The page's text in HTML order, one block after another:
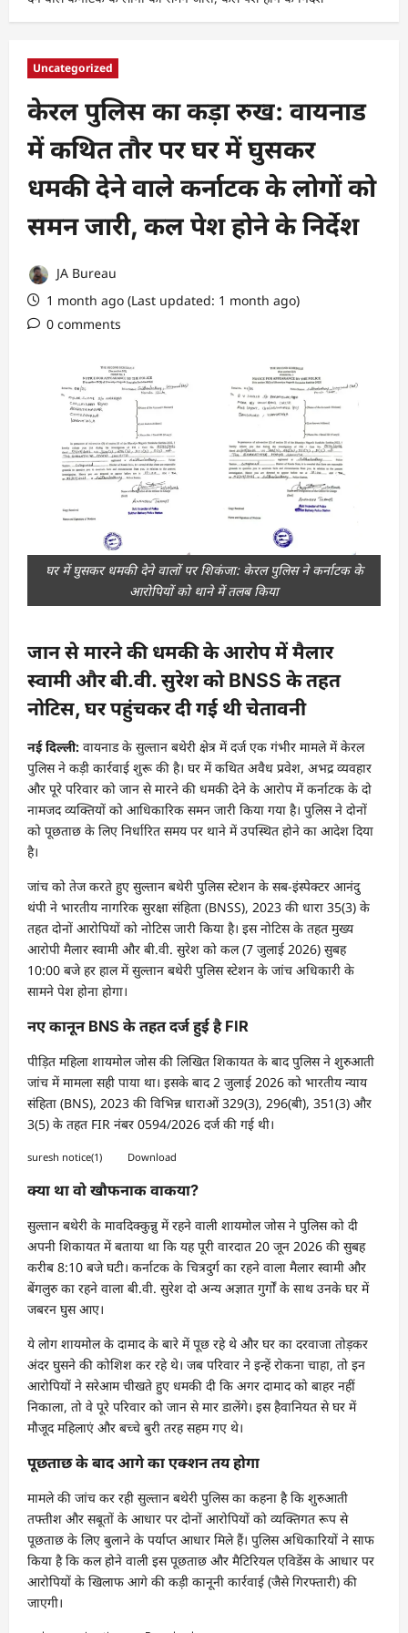
Uncategorized
केरल पुलिस का कड़ा रुख: वायनाड
में कथित तौर पर घर में घुसकर
धमकी देने वाले कर्नाटक के लोगों को
समन जारी, कल पेश होने के निर्देश
JA Bureau
1 month ago (Last updated: 1 month ago)
0 comments
घर में घुसकर धमकी देने वालों पर शिकंजा: केरल पुलिस ने कर्नाटक के
आरोपियों को थाने में तलब किया
जान से मारने की धमकी के आरोप में मैलार
स्वामी और बी.वी. सुरेश को BNSS के तहत
नोटिस, घर पहुंचकर दी गई थी चेतावनी
नई दिल्ली: वायनाड के सुल्तान बथेरी क्षेत्र में दर्ज एक गंभीर मामले में केरल
पुलिस ने कड़ी कार्रवाई शुरू की है। घर में कथित अवैध प्रवेश, अभद्र व्यवहार
और पूरे परिवार को जान से मारने की धमकी देने के आरोप में कर्नाटक के दो
नामजद व्यक्तियों को आधिकारिक समन जारी किया गया है। पुलिस ने दोनों
को पूछताछ के लिए निर्धारित समय पर थाने में उपस्थित होने का आदेश दिया
है।
जांच को तेज करते हुए सुल्तान बथेरी पुलिस स्टेशन के सब-इंस्पेक्टर आनंदु
थंपी ने भारतीय नागरिक सुरक्षा संहिता (BNSS), 2023 की धारा 35(3) के
तहत दोनों आरोपियों को नोटिस जारी किया है। इस नोटिस के तहत मुख्य
आरोपी मैलार स्वामी और बी.वी. सुरेश को कल (7 जुलाई 2026) सुबह
10:00 बजे हर हाल में सुल्तान बथेरी पुलिस स्टेशन के जांच अधिकारी के
सामने पेश होना होगा।
नए कानून BNS के तहत दर्ज हुई है FIR
पीड़ित महिला शायमोल जोस की लिखित शिकायत के बाद पुलिस ने शुरुआती
जांच में मामला सही पाया था। इसके बाद 2 जुलाई 2026 को भारतीय न्याय
संहिता (BNS), 2023 की विभिन्न धाराओं 329(3), 296(बी), 351(3) और
3(5) के तहत FIR नंबर 0594/2026 दर्ज की गई थी।
suresh notice(1) Download
क्या था वो खौफनाक वाकया?
सुल्तान बथेरी के मावदिक्कुन्नु में रहने वाली शायमोल जोस ने पुलिस को दी
अपनी शिकायत में बताया था कि यह पूरी वारदात 20 जून 2026 की सुबह
करीब 8:10 बजे घटी। कर्नाटक के चित्रदुर्ग का रहने वाला मैलार स्वामी और
बेंगलुरु का रहने वाला बी.वी. सुरेश दो अन्य अज्ञात गुर्गों के साथ उनके घर में
जबरन घुस आए।
ये लोग शायमोल के दामाद के बारे में पूछ रहे थे और घर का दरवाजा तोड़कर
अंदर घुसने की कोशिश कर रहे थे। जब परिवार ने इन्हें रोकना चाहा, तो इन
आरोपियों ने सरेआम चीखते हुए धमकी दी कि अगर दामाद को बाहर नहीं
निकाला, तो वे पूरे परिवार को जान से मार डालेंगे। इस हैवानियत से घर में
मौजूद महिलाएं और बच्चे बुरी तरह सहम गए थे।
पूछताछ के बाद आगे का एक्शन तय होगा
मामले की जांच कर रही सुल्तान बथेरी पुलिस का कहना है कि शुरुआती
तफ्तीश और सबूतों के आधार पर दोनों आरोपियों को व्यक्तिगत रूप से
पूछताछ के लिए बुलाने के पर्याप्त आधार मिले हैं। पुलिस अधिकारियों ने साफ
किया है कि कल होने वाली इस पूछताछ और मैटिरियल एविडेंस के आधार पर
आरोपियों के खिलाफ आगे की कड़ी कानूनी कार्रवाई (जैसे गिरफ्तारी) की
जाएगी।